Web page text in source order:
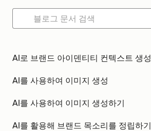
AI로 브랜드 아이덴티티 컨텍스트 생성
AI를 사용하여 이미지 생성
AI를 사용하여 이미지 생성하기
AI를 활용해 브랜드 목소리를 정립하기